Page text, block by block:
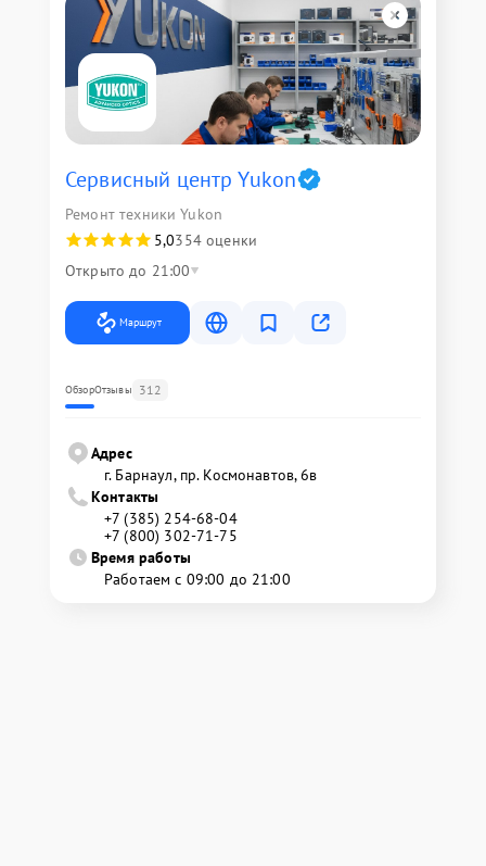
Сервисный центр Yukon
Ремонт техники Yukon
5,0354 оценки
Открыто до 21:00
Маршрут
ОбзорОтзывы 312
Адрес
г. Барнаул, ​пр. Космонавтов, 6в
Контакты
+7 (385) 254-68-04
+7 (800) 302-71-75
Время работы
Работаем с 09:00 до 21:00